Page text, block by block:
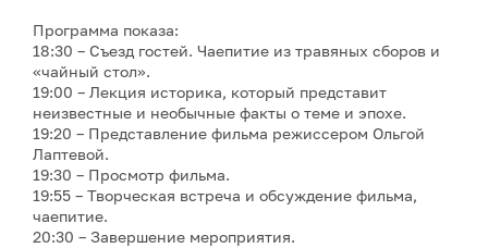
Программа показа:
18:30 – Съезд гостей. Чаепитие из травяных сборов и
«чайный стол».
19:00 – Лекция историка, который представит
неизвестные и необычные факты о теме и эпохе.
19:20 – Представление фильма режиссером Ольгой
Лаптевой.
19:30 – Просмотр фильма.
19:55 – Творческая встреча и обсуждение фильма,
чаепитие.
20:30 – Завершение мероприятия.